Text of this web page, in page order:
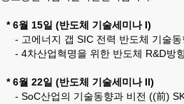
* 6월 15일 (반도체 기술세미나 I)
- 고에너지 갭 SIC 전력 반도체 기술
- 4차산업혁명을 위한 반도체 R&D방
* 6월 22일 (반도체 기술세미나 II)
- SoC산업의 기술동향과 비전 ((前)